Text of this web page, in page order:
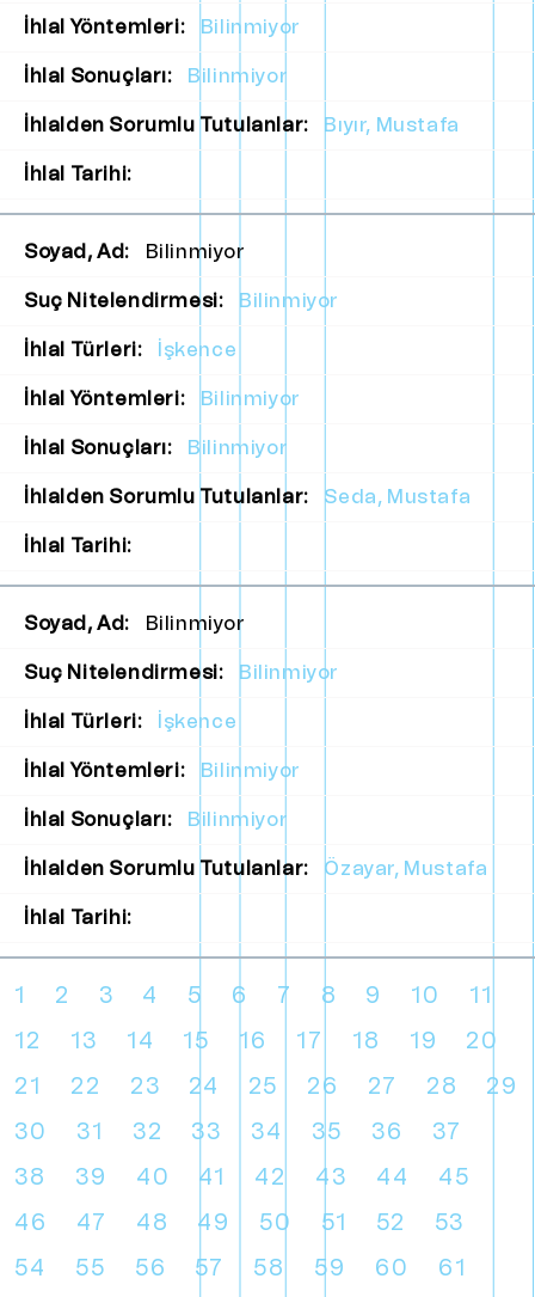
İhlal Yöntemleri: Bilinmiyor
İhlal Sonuçları: Bilinmiyor
İhlalden Sorumlu Tutulanlar: Bıyır, Mustafa
İhlal Tarihi:
Soyad, Ad: Bilinmiyor
Suç Nitelendirmesi: Bilinmiyor
İhlal Türleri: İşkence
İhlal Yöntemleri: Bilinmiyor
İhlal Sonuçları: Bilinmiyor
İhlalden Sorumlu Tutulanlar: Seda, Mustafa
İhlal Tarihi:
Soyad, Ad: Bilinmiyor
Suç Nitelendirmesi: Bilinmiyor
İhlal Türleri: İşkence
İhlal Yöntemleri: Bilinmiyor
İhlal Sonuçları: Bilinmiyor
İhlalden Sorumlu Tutulanlar: Özayar, Mustafa
İhlal Tarihi:
1 2 3 4 5 6 7 8 9 10
11
12
13 14 15 16 17 18 19
20
21
22 23 24 25 26 27 28
29
30
31 32 33 34 35 36
37
38
39 40 41 42 43 44
45
46
47 48 49 50 51 52
53
54
55 56 57 58 59 60
61